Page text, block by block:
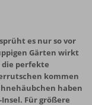
es nur so vor
Gärten wirkt
die perfekte
kommen
haben
Für größere